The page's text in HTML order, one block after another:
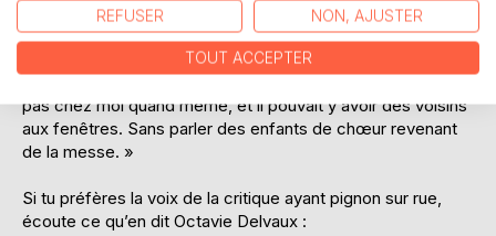
me signifier, sans laisser planer le moindre doute, qu’elles
étaient bien copines, soit. Mais leurs quatre seins à l’air et
le doigt de l’une fouillant délicatement le sexe de l’autre
largement ouvert, c’était un peu too much non ? Je n’étais
pas chez moi quand même, et il pouvait y avoir des voisins
aux fenêtres. Sans parler des enfants de chœur revenant
de la messe. »
Si tu préfères la voix de la critique ayant pignon sur rue,
écoute ce qu’en dit Octavie Delvaux :
REFUSER NON, AJUSTER
TOUT ACCEPTER